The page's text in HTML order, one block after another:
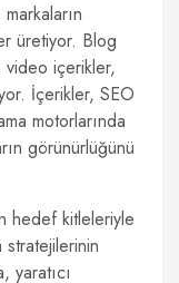
üretiyor. Blog
video içerikler,
İçerikler, SEO
motorlarında
görünürlüğünü
hedef kitleleriyle
stratejilerinin
yaratıcı